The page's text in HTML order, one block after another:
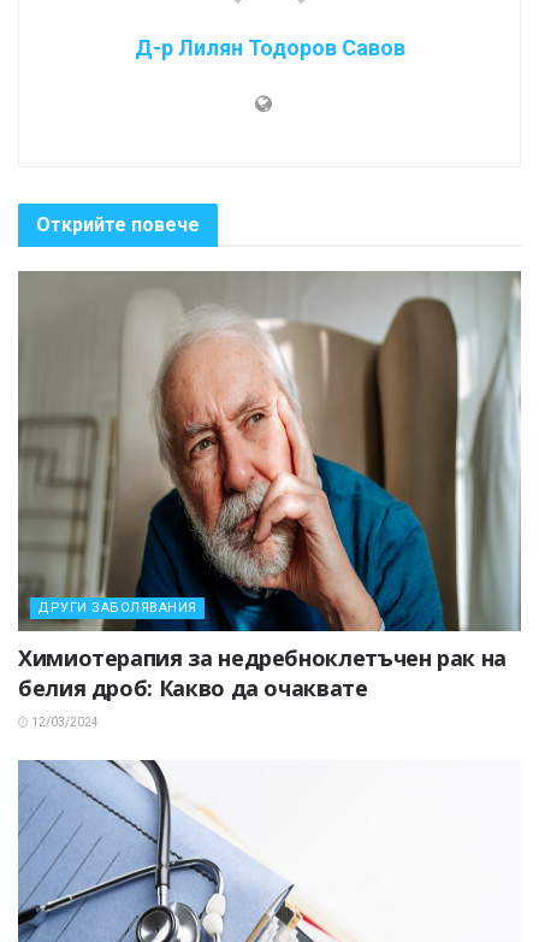
Д-р Лилян Тодоров Савов
Открийте повече
ДРУГИ ЗАБОЛЯВАНИЯ
Химиотерапия за недребноклетъчен рак на
белия дроб: Какво да очаквате
12/03/2024